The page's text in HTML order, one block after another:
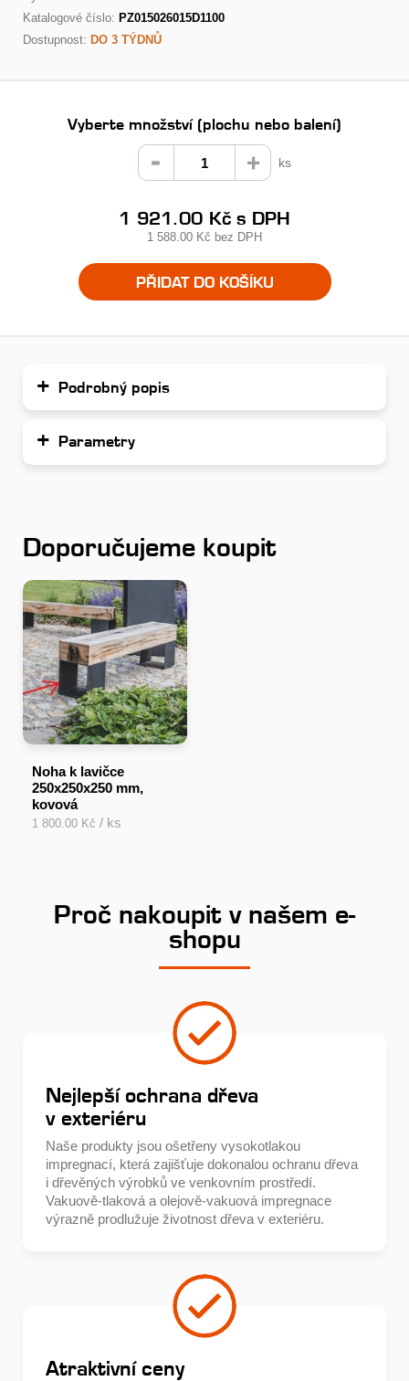
Katalogové číslo: PZ015026015D1100
Dostupnost: DO 3 TÝDNŮ
Vyberte množství (plochu nebo balení)
ks
1 921.00 Kč s DPH
1 588.00 Kč bez DPH
PŘIDAT DO KOŠÍKU
Podrobný popis
Parametry
Doporučujeme koupit
Noha k lavičce
250x250x250 mm,
kovová
1 800.00 Kč / ks
Proč nakoupit v našem e-
shopu
Nejlepší ochrana dřeva
v exteriéru
Naše produkty jsou ošetřeny vysokotlakou
impregnací, která zajišťuje dokonalou ochranu dřeva
i dřevěných výrobků ve venkovním prostředí.
Vakuově-tlaková a olejově-vakuová impregnace
výrazně prodlužuje životnost dřeva v exteriéru.
Atraktivní ceny